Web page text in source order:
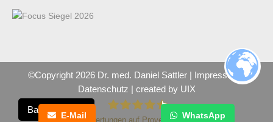
Barrierefreiheit
E-Mail WhatsApp
©Copyright 2026 Dr. med. Daniel Sattler | Impressum
|
Datenschutz | created by UIX
230Bewertungen auf ProvenExpert.com